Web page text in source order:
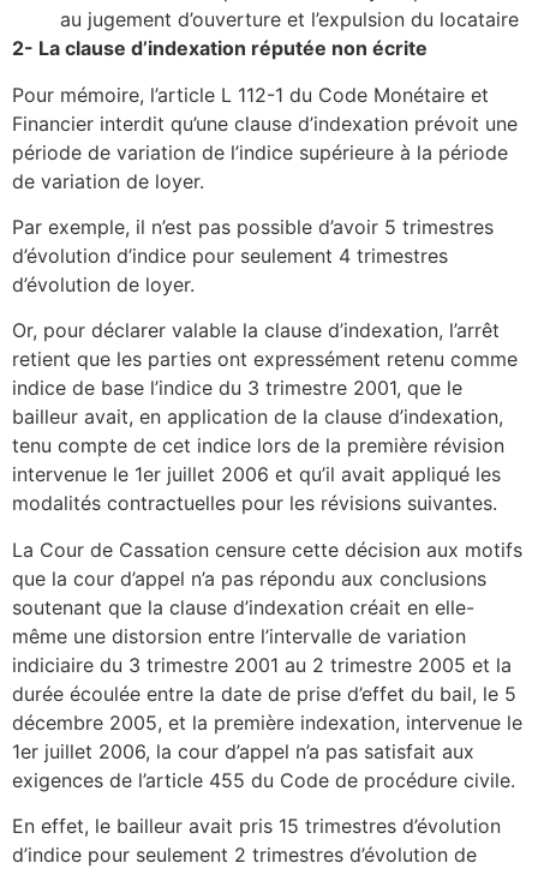
au jugement d’ouverture et l’expulsion du locataire
2- La clause d’indexation réputée non écrite
Pour mémoire, l’article L 112-1 du Code Monétaire et
Financier interdit qu’une clause d’indexation prévoit une
période de variation de l’indice supérieure à la période
de variation de loyer.
Par exemple, il n’est pas possible d’avoir 5 trimestres
d’évolution d’indice pour seulement 4 trimestres
d’évolution de loyer.
Or, pour déclarer valable la clause d’indexation, l’arrêt
retient que les parties ont expressément retenu comme
indice de base l’indice du 3 trimestre 2001, que le
bailleur avait, en application de la clause d’indexation,
tenu compte de cet indice lors de la première révision
intervenue le 1er juillet 2006 et qu’il avait appliqué les
modalités contractuelles pour les révisions suivantes.
La Cour de Cassation censure cette décision aux motifs
que la cour d’appel n’a pas répondu aux conclusions
soutenant que la clause d’indexation créait en elle-
même une distorsion entre l’intervalle de variation
indiciaire du 3 trimestre 2001 au 2 trimestre 2005 et la
durée écoulée entre la date de prise d’effet du bail, le 5
décembre 2005, et la première indexation, intervenue le
1er juillet 2006, la cour d’appel n’a pas satisfait aux
exigences de l’article 455 du Code de procédure civile.
En effet, le bailleur avait pris 15 trimestres d’évolution
d’indice pour seulement 2 trimestres d’évolution de